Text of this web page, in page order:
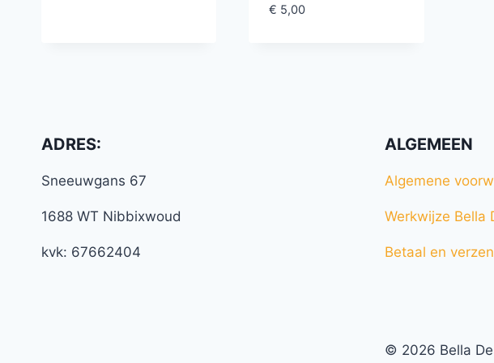
€ 5,00
ADRES:
Sneeuwgans 67
1688 WT Nibbixwoud
kvk: 67662404
ALGEMEEN
Algemene
Werkwijze Bella
Betaal en
© 2026 Bella